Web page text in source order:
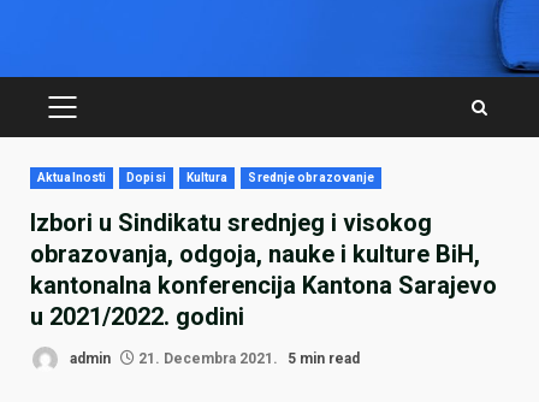
PRIMARY
Aktualnosti Dopisi Kultura Srednje obrazovanje
Izbori u Sindikatu srednjeg i visokog
obrazovanja, odgoja, nauke i kulture BiH,
kantonalna konferencija Kantona Sarajevo
u 2021/2022. godini
admin 21. Decembra 2021. 5 min read